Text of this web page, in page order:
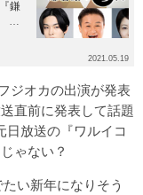
鎌
。
2021.05.19
ジオカの出演が発表
直前に発表して話題
日放送の『ワルイコ
ゃない？
い新年になりそう